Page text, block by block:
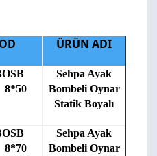
ÜRÜN ADI
Sehpa Ayak
Bombeli Oynar
Statik Boyalı
Sehpa Ayak
Bombeli Oynar